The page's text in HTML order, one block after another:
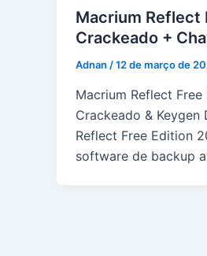
Macrium Reflect
Crackeado +
Adnan /12 de março de
Macrium Reflect
Crackeado & Keygen
Reflect Free Edition
software de backup